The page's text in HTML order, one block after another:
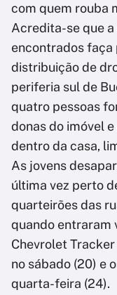
com quem rouba
Acredita-se que
encontrados faça
distribuição de
periferia sul de
quatro pessoas
donas do imóvel
dentro da casa,
As jovens
última vez perto
quarteirões das
quando entraram
Chevrolet
no sábado (20) e
quarta-feira (24).